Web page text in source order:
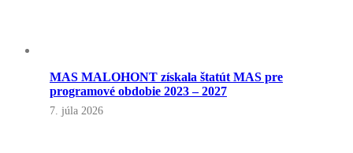
MAS MALOHONT získala štatút MAS pre
programové obdobie 2023 – 2027
7. júla 2026